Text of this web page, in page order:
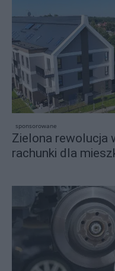
sponsorowane
Zielona rewolucja
rachunki dla